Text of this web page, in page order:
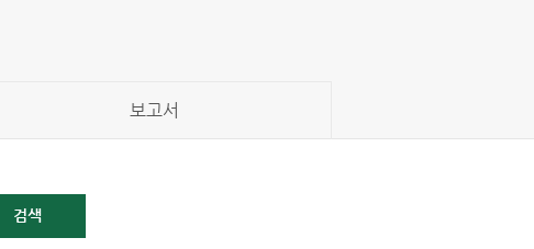
보고서
검색